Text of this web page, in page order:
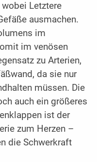
wobei Letztere
ausmachen.
im
im venösen
zu Arterien,
da sie nur
müssen. Die
auch ein größeres
ist der
zum Herzen –
die Schwerkraft